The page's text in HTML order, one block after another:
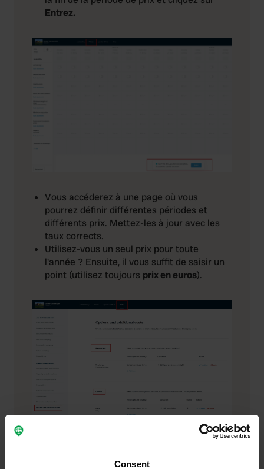
Consent
Entrez.
Vous accéderez à une page où vous
pourrez définir différentes périodes et
différents prix. Mettez-les à jour avec les
taux corrects.
Utilisez-vous un seul prix pour toute
l'année ? Ensuite, il vous suffit de saisir un
point (utilisez toujours prix en euros).